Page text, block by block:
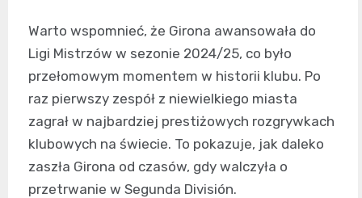
Warto wspomnieć, że Girona awansowała do
Ligi Mistrzów w sezonie 2024/25, co było
przełomowym momentem w historii klubu. Po
raz pierwszy zespół z niewielkiego miasta
zagrał w najbardziej prestiżowych rozgrywkach
klubowych na świecie. To pokazuje, jak daleko
zaszła Girona od czasów, gdy walczyła o
przetrwanie w Segunda División.